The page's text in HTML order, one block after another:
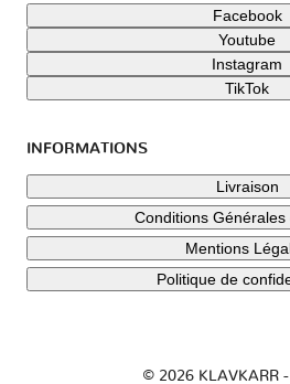
Facebook
Youtube
Instagram
TikTok
INFORMATIONS
Livraison
Conditions Générales
Mentions
Politique de
© 2026 KLAVKARR -